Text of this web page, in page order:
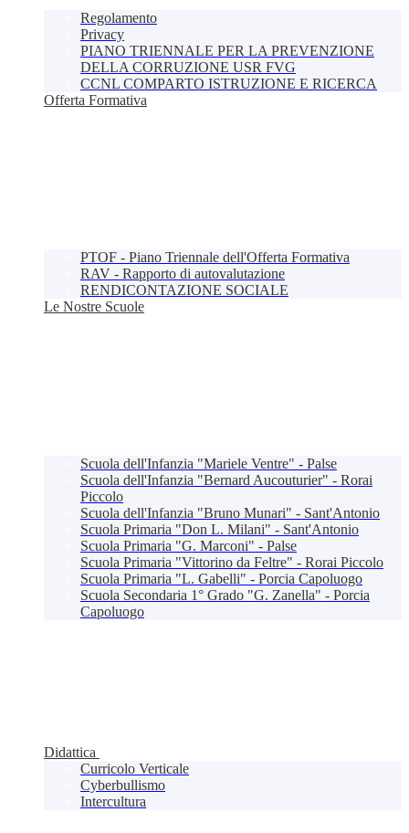
Regolamento
Privacy
PIANO TRIENNALE PER LA PREVENZIONE
DELLA CORRUZIONE USR FVG
CCNL COMPARTO ISTRUZIONE E RICERCA
Offerta Formativa
PTOF - Piano Triennale dell'Offerta Formativa
RAV - Rapporto di autovalutazione
RENDICONTAZIONE SOCIALE
Le Nostre Scuole
Scuola dell'Infanzia "Mariele Ventre" - Palse
Scuola dell'Infanzia "Bernard Aucouturier" - Rorai
Piccolo
Scuola dell'Infanzia "Bruno Munari" - Sant'Antonio
Scuola Primaria "Don L. Milani" - Sant'Antonio
Scuola Primaria "G. Marconi" - Palse
Scuola Primaria "Vittorino da Feltre" - Rorai Piccolo
Scuola Primaria "L. Gabelli" - Porcia Capoluogo
Scuola Secondaria 1° Grado "G. Zanella" - Porcia
Capoluogo
Didattica
Curricolo Verticale
Cyberbullismo
Intercultura